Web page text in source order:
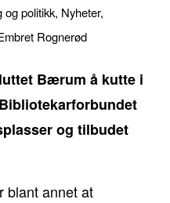
og politikk, Nyheter,
Rognerød
Bærum å kutte i
og tilbudet
blant annet at